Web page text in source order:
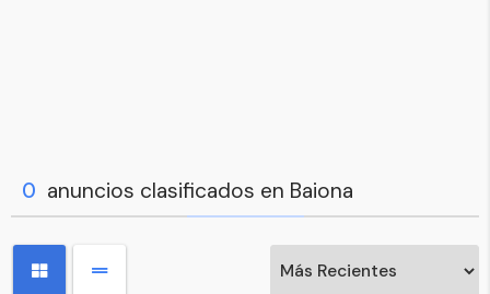
0 anuncios clasificados en Baiona